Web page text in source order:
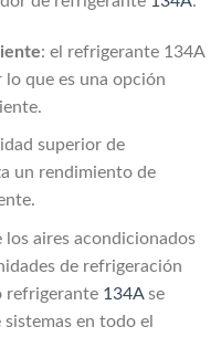
: el refrigerante 134A
lo que es una opción
superior de
un rendimiento de
los aires acondicionados
de refrigeración
refrigerante 134Ase
en todo el